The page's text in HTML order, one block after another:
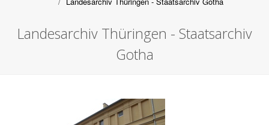
Landesarchiv Thüringen - Staatsarchiv
Gotha